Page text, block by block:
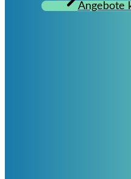
Angebote